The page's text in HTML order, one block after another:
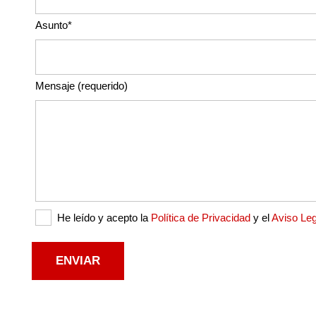
Asunto*
Mensaje (requerido)
He leído y acepto la Política de Privacidady elAviso